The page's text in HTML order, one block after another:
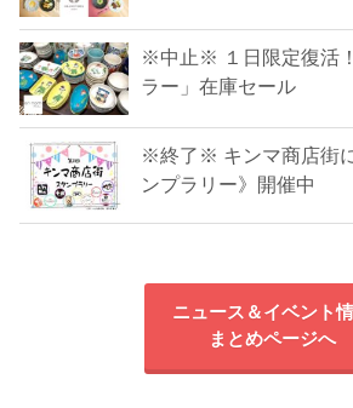
※中止※ １日限定復活
ラー」在庫セール
※終了※ キンマ商店街
ンプラリー》開催中
ニュース＆イベント
まとめページへ